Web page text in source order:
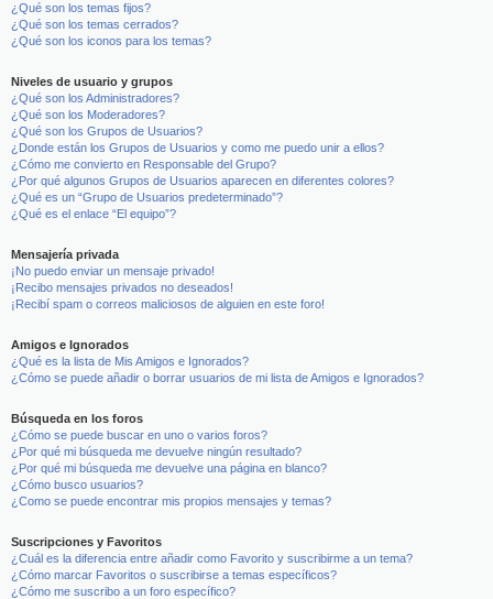
¿Qué son los temas fijos?
¿Qué son los temas cerrados?
¿Qué son los iconos para los temas?
Niveles de usuario y grupos
¿Qué son los Administradores?
¿Qué son los Moderadores?
¿Qué son los Grupos de Usuarios?
¿Donde están los Grupos de Usuarios y como me puedo unir a ellos?
¿Cómo me convierto en Responsable del Grupo?
¿Por qué algunos Grupos de Usuarios aparecen en diferentes colores?
¿Qué es un “Grupo de Usuarios predeterminado”?
¿Qué es el enlace “El equipo”?
Mensajería privada
¡No puedo enviar un mensaje privado!
¡Recibo mensajes privados no deseados!
¡Recibí spam o correos maliciosos de alguien en este foro!
Amigos e Ignorados
¿Qué es la lista de Mis Amigos e Ignorados?
¿Cómo se puede añadir o borrar usuarios de mi lista de Amigos e Ignorados?
Búsqueda en los foros
¿Cómo se puede buscar en uno o varios foros?
¿Por qué mi búsqueda me devuelve ningún resultado?
¿Por qué mi búsqueda me devuelve una página en blanco?
¿Cómo busco usuarios?
¿Como se puede encontrar mis propios mensajes y temas?
Suscripciones y Favoritos
¿Cuál es la diferencia entre añadir como Favorito y suscribirme a un tema?
¿Cómo marcar Favoritos o suscribirse a temas específicos?
¿Cómo me suscribo a un foro específico?